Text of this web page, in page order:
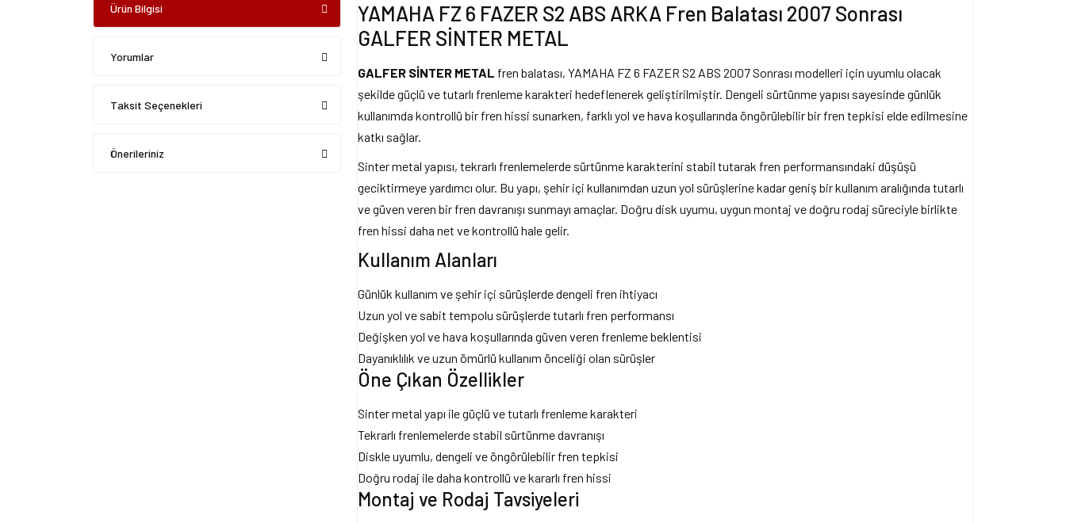
Ürün Bilgisi
Yorumlar
Taksit Seçenekleri
Önerileriniz
YAMAHA FZ 6 FAZER S2 ABS ARKA Fren Balatası 2007 Sonrası
GALFER SİNTER METAL
GALFER SİNTER METAL fren balatası, YAMAHA FZ 6 FAZER S2 ABS 2007 Sonrası modelleri için uyumlu olacak
şekilde güçlü ve tutarlı frenleme karakteri hedeflenerek geliştirilmiştir. Dengeli sürtünme yapısı sayesinde günlük
kullanımda kontrollü bir fren hissi sunarken, farklı yol ve hava koşullarında öngörülebilir bir fren tepkisi elde edilmesine
katkı sağlar.
Sinter metal yapısı, tekrarlı frenlemelerde sürtünme karakterini stabil tutarak fren performansındaki düşüşü
geciktirmeye yardımcı olur. Bu yapı, şehir içi kullanımdan uzun yol sürüşlerine kadar geniş bir kullanım aralığında tutarlı
ve güven veren bir fren davranışı sunmayı amaçlar. Doğru disk uyumu, uygun montaj ve doğru rodaj süreciyle birlikte
fren hissi daha net ve kontrollü hale gelir.
Kullanım Alanları
Günlük kullanım ve şehir içi sürüşlerde dengeli fren ihtiyacı
Uzun yol ve sabit tempolu sürüşlerde tutarlı fren performansı
Değişken yol ve hava koşullarında güven veren frenleme beklentisi
Dayanıklılık ve uzun ömürlü kullanım önceliği olan sürüşler
Öne Çıkan Özellikler
Sinter metal yapı ile güçlü ve tutarlı frenleme karakteri
Tekrarlı frenlemelerde stabil sürtünme davranışı
Diskle uyumlu, dengeli ve öngörülebilir fren tepkisi
Doğru rodaj ile daha kontrollü ve kararlı fren hissi
Montaj ve Rodaj Tavsiyeleri